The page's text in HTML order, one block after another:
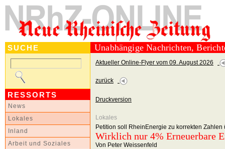
SUCHE
RESSORTS
News
Lokales
Inland
Arbeit und Soziales
Unabhängige Nachrichten,
Aktueller Online-Flyer vom 09. August 2026
zurück
Druckversion
Lokales
Petition soll RheinEnergie zu korrekten
Wirklich nur 4% Erneuerbare
Von Peter Weissenfeld